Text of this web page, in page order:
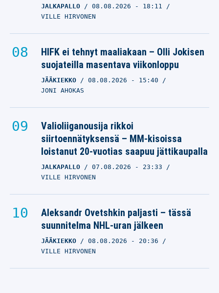
JALKAPALLO 08.08.2026 - 18:11
VILLE HIRVONEN
HIFK ei tehnyt maaliakaan – Olli Jokisen
suojateilla masentava viikonloppu
JÄÄKIEKKO 08.08.2026 - 15:40
JONI AHOKAS
Valioliiganousija rikkoi
siirtoennätyksensä – MM-kisoissa
loistanut 20-vuotias saapuu jättikaupalla
JALKAPALLO 07.08.2026 - 23:33
VILLE HIRVONEN
Aleksandr Ovetshkin paljasti – tässä
suunnitelma NHL-uran jälkeen
JÄÄKIEKKO 08.08.2026 - 20:36
VILLE HIRVONEN